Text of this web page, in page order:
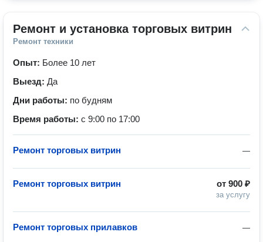
Ремонт и установка торговых витрин
Ремонт техники
Опыт: Более 10 лет
Выезд: Да
Дни работы: по будням
Время работы: с 9:00 по 17:00
—
Ремонт торговых витрин
от 900 ₽
за услугу
Ремонт торговых витрин
—
Ремонт торговых прилавков